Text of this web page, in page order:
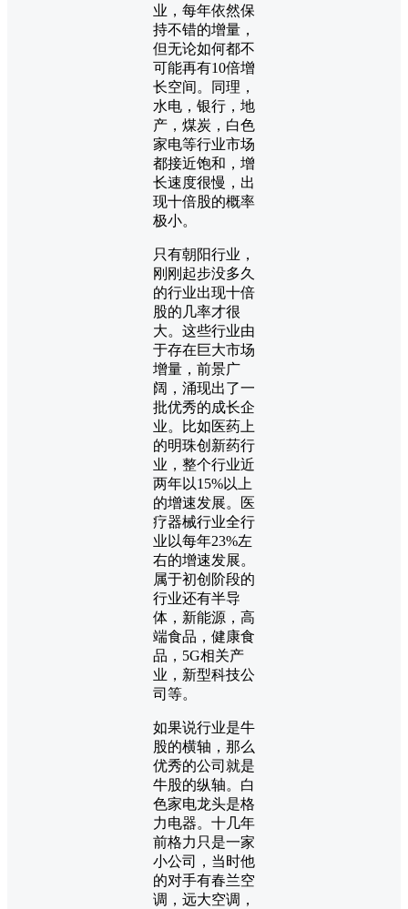
业，每年依然保
持不错的增量，
但无论如何都不
可能再有10倍增
长空间。同理，
水电，银行，地
产，煤炭，白色
家电等行业市场
都接近饱和，增
长速度很慢，出
现十倍股的概率
极小。
只有朝阳行业，
刚刚起步没多久
的行业出现十倍
股的几率才很
大。这些行业由
于存在巨大市场
增量，前景广
阔，涌现出了一
批优秀的成长企
业。比如医药上
的明珠创新药行
业，整个行业近
两年以15%以上
的增速发展。医
疗器械行业全行
业以每年23%左
右的增速发展。
属于初创阶段的
行业还有半导
体，新能源，高
端食品，健康食
品，5G相关产
业，新型科技公
司等。
如果说行业是牛
股的横轴，那么
优秀的公司就是
牛股的纵轴。白
色家电龙头是格
力电器。十几年
前格力只是一家
小公司，当时他
的对手有春兰空
调，远大空调，